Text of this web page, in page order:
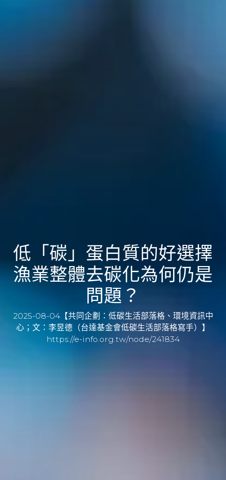
低「碳」蛋白質的好選擇
漁業整體去碳化為何仍是
問題？
2025-08-04【共同企劃：低碳生活部落格、環境資訊中
心；文：李昱德（台達基金會低碳生活部落格寫手）】
https://e-info.org.tw/node/241834